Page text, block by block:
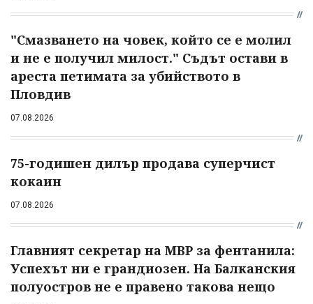
"Смазването на човек, който се е молил
и не е получил милост." Съдът остави в
ареста петимата за убийството в
Пловдив
07.08.2026
75-годишен дилър продава суперчист
кокаин
07.08.2026
Главният секретар на МВР за фентанила:
Успехът ни е грандиозен. На Балканския
полуостров не е правено такова нещо